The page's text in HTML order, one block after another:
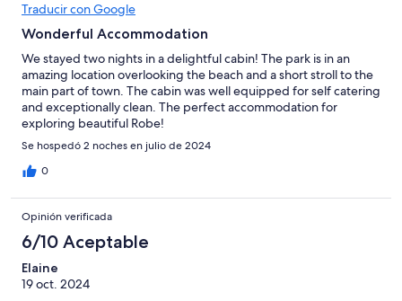
Traducir con Google
Wonderful Accommodation
We stayed two nights in a delightful cabin! The park is in an
amazing location overlooking the beach and a short stroll to the
main part of town. The cabin was well equipped for self catering
and exceptionally clean. The perfect accommodation for
exploring beautiful Robe!
Se hospedó 2 noches en julio de 2024
0
Opinión verificada
6/10 Aceptable
Elaine
19 oct. 2024